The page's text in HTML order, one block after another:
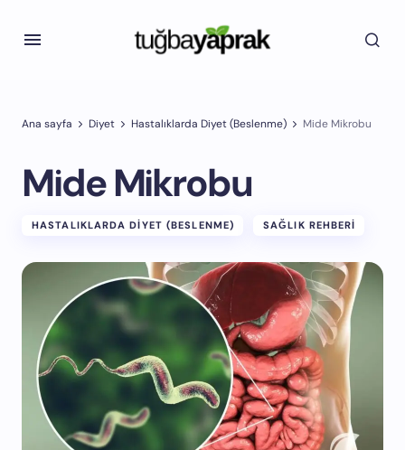
Ana sayfa Diyet Hastalıklarda Diyet (Beslenme) Mide Mikrobu
Mide Mikrobu
HASTALIKLARDA DIYET (BESLENME) SAĞLIK REHBERI